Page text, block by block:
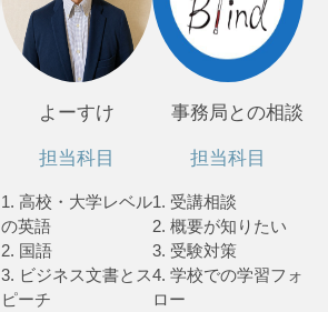
よーすけ
担当科目
1. 高校・大学レベル
の英語
2. 国語
3. ビジネス文書とス
ピーチ
事務局との相談
担当科目
1. 受講相談
2. 概要が知りたい
3. 受験対策
4. 学校での学習フォ
ロー